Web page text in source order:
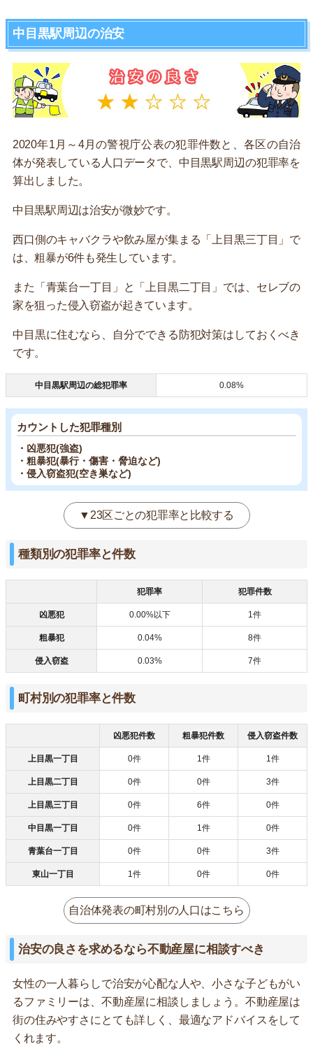
中目黒駅周辺の治安
2020年1月～4月の警視庁公表の犯罪件数と、各区の自治
体が発表している人口データで、中目黒駅周辺の犯罪率を
算出しました。
中目黒駅周辺は治安が微妙です。
西口側のキャバクラや飲み屋が集まる「上目黒三丁目」で
は、粗暴が6件も発生しています。
また「青葉台一丁目」と「上目黒二丁目」では、セレブの
家を狙った侵入窃盗が起きています。
中目黒に住むなら、自分でできる防犯対策はしておくべき
です。
中目黒駅周辺の総犯罪率 0.08%
カウントした犯罪種別
・凶悪犯(強盗)
・粗暴犯(暴行・傷害・脅迫など)
・侵入窃盗犯(空き巣など)
▼23区ごとの犯罪率と比較する
種類別の犯罪率と件数
犯罪率 犯罪件数
凶悪犯 0.00%以下 1件
粗暴犯 0.04% 8件
侵入窃盗 0.03% 7件
町村別の犯罪率と件数
凶悪犯件数 粗暴犯件数 侵入窃盗件数
上目黒一丁目 0件 1件 1件
上目黒二丁目 0件 0件 3件
上目黒三丁目 0件 6件 0件
中目黒一丁目 0件 1件 0件
青葉台一丁目 0件 0件 3件
東山一丁目 1件 0件 0件
自治体発表の町村別の人口はこちら
治安の良さを求めるなら不動産屋に相談すべき
女性の一人暮らしで治安が心配な人や、小さな子どもがい
るファミリーは、不動産屋に相談しましょう。不動産屋は
街の住みやすさにとても詳しく、最適なアドバイスをして
くれます。